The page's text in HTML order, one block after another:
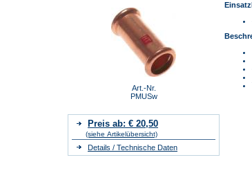
Art.-Nr.
PMUSw
Preis ab: € 20,50
(siehe Artikelübersicht)
Details / Technische Daten